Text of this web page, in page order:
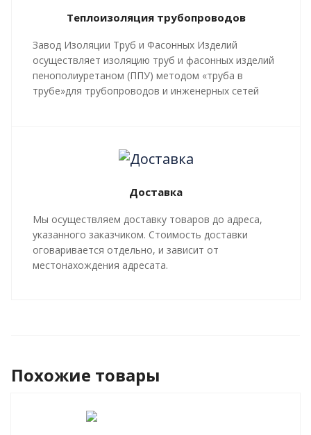
Теплоизоляция трубопроводов
Завод Изоляции Труб и Фасонных Изделий
осуществляет изоляцию труб и фасонных изделий
пенополиуретаном (ППУ) методом «труба в
трубе»для трубопроводов и инженерных сетей
Все работы, производящиеся в рамках
мероприятий по изоляции труб и трубопроводной
и СТ 4937-001-18929664-04.
Доставка
Мы осуществляем доставку товаров до адреса,
указанного заказчиком. Стоимость доставки
оговаривается отдельно, и зависит от
местонахождения адресата.
Похожие товары